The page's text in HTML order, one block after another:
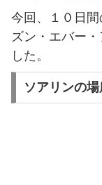
今回、１０日
ズン・エバー
した。
ソアリンの場